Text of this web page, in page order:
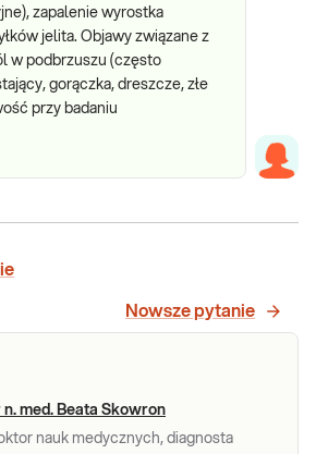
zapalenie wyrostka
jelita. Objawy związane z
w podbrzuszu (często
gorączka, dreszcze, złe
przy badaniu
Nowsze pytanie
n. med. Beata Skowron
nauk medycznych, diagnosta